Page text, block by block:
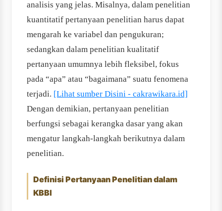
analisis yang jelas. Misalnya, dalam penelitian
kuantitatif pertanyaan penelitian harus dapat
mengarah ke variabel dan pengukuran;
sedangkan dalam penelitian kualitatif
pertanyaan umumnya lebih fleksibel, fokus
pada “apa” atau “bagaimana” suatu fenomena
terjadi. [Lihat sumber Disini - cakrawikara.id]
Dengan demikian, pertanyaan penelitian
berfungsi sebagai kerangka dasar yang akan
mengatur langkah-langkah berikutnya dalam
penelitian.
Definisi Pertanyaan Penelitian dalam
KBBI